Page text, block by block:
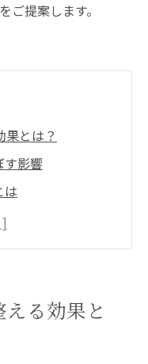
ご提案します。
とは？
す影響
は
する
役割
体施術法
レッシュする方
る効果と